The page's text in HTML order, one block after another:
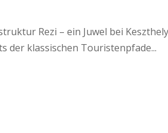
Rezi – ein Juwel bei
der klassischen Touristenpfade...